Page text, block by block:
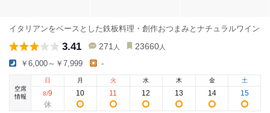
イタリアンをベースとした鉄板料理・創作おつまみとナチュラルワイン
3.41 271 人 23660 人
￥6,000～￥7,999 -
空席
情報
日
8/9
月
10
火
11
水
12
木
13
金
14
土
15